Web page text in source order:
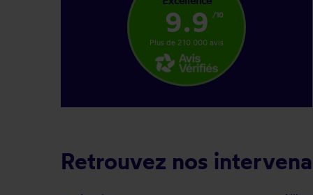
9.9 /10
Plus de 210 000 avis
Retrouvez nos